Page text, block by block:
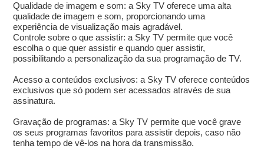
Qualidade de imagem e som: a Sky TV oferece uma alta
qualidade de imagem e som, proporcionando uma
experiência de visualização mais agradável.
Controle sobre o que assistir: a Sky TV permite que você
escolha o que quer assistir e quando quer assistir,
possibilitando a personalização da sua programação de TV.
Acesso a conteúdos exclusivos: a Sky TV oferece conteúdos
exclusivos que só podem ser acessados através de sua
assinatura.
Gravação de programas: a Sky TV permite que você grave
os seus programas favoritos para assistir depois, caso não
tenha tempo de vê-los na hora da transmissão.